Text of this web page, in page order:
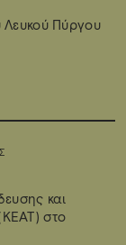
Λευκού Πύργου
και
στο